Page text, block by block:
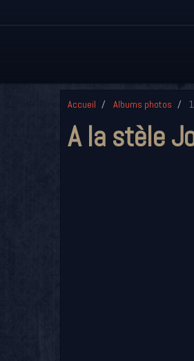
Accueil Albums photos
A la stèle